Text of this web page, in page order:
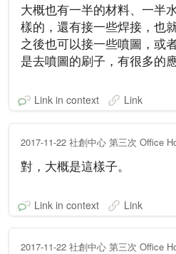
大概也有一半的材料、一半
樣的，還有接一些焊接，也
之後也可以接一些噴圖，或
是去噴圖的刷子，有很多的
Link in context Link
2017-11-22 社創中心 第三次 Office
對，大概是這樣子。
Link in context Link
2017-11-22 社創中心 第三次 Office